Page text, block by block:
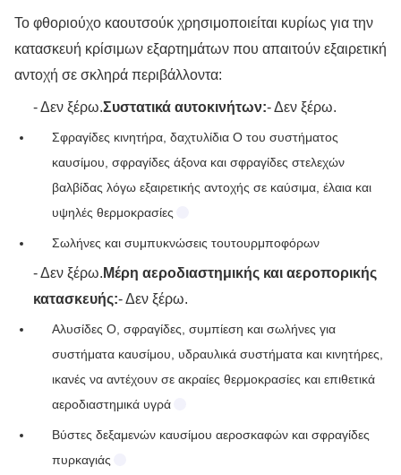
Το φθοριούχο καουτσούκ χρησιμοποιείται κυρίως για την
κατασκευή κρίσιμων εξαρτημάτων που απαιτούν εξαιρετική
αντοχή σε σκληρά περιβάλλοντα:
- Δεν ξέρω.Συστατικά αυτοκινήτων:- Δεν ξέρω.
Σφραγίδες κινητήρα, δαχτυλίδια O του συστήματος
καυσίμου, σφραγίδες άξονα και σφραγίδες στελεχών
βαλβίδας λόγω εξαιρετικής αντοχής σε καύσιμα, έλαια και
υψηλές θερμοκρασίες
Σωλήνες και συμπυκνώσεις τουτουρμποφόρων
- Δεν ξέρω. Μέρη αεροδιαστημικής και αεροπορικής
κατασκευής:- Δεν ξέρω.
Αλυσίδες O, σφραγίδες, συμπίεση και σωλήνες για
συστήματα καυσίμου, υδραυλικά συστήματα και κινητήρες,
ικανές να αντέχουν σε ακραίες θερμοκρασίες και επιθετικά
αεροδιαστημικά υγρά
Βύστες δεξαμενών καυσίμου αεροσκαφών και σφραγίδες
πυρκαγιάς